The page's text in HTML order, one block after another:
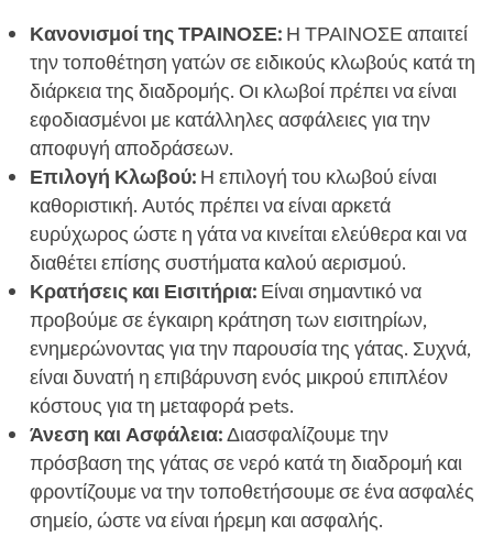
Κανονισμοί της ΤΡΑΙΝΟΣΕ:Η ΤΡΑΙΝΟΣΕ απαιτεί
την τοποθέτηση γατών σε ειδικούς κλωβούς κατά τη
διάρκεια της διαδρομής. Οι κλωβοί πρέπει να είναι
εφοδιασμένοι με κατάλληλες ασφάλειες για την
αποφυγή αποδράσεων.
Επιλογή Κλωβού:Η επιλογή του κλωβού είναι
καθοριστική. Αυτός πρέπει να είναι αρκετά
ευρύχωρος ώστε η γάτα να κινείται ελεύθερα και να
διαθέτει επίσης συστήματα καλού αερισμού.
Κρατήσεις και Εισιτήρια:Είναι σημαντικό να
προβούμε σε έγκαιρη κράτηση των εισιτηρίων,
ενημερώνοντας για την παρουσία της γάτας. Συχνά,
είναι δυνατή η επιβάρυνση ενός μικρού επιπλέον
κόστους για τη μεταφορά pets.
Άνεση και Ασφάλεια:Διασφαλίζουμε την
πρόσβαση της γάτας σε νερό κατά τη διαδρομή και
φροντίζουμε να την τοποθετήσουμε σε ένα ασφαλές
σημείο, ώστε να είναι ήρεμη και ασφαλής.